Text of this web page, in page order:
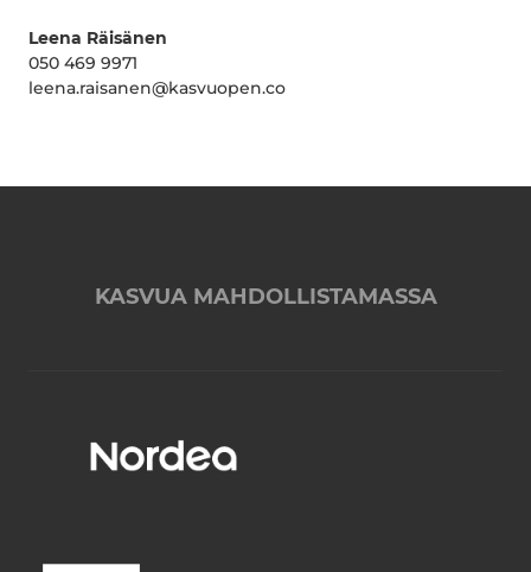
Leena Räisänen
050 469 9971
leena.raisanen@kasvuopen.co
KASVUA MAHDOLLISTAMASSA